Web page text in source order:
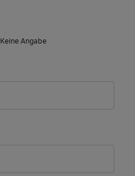
Keine Angabe